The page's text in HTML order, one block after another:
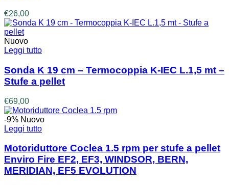
€26,00
Nuovo
Leggi tutto
Sonda K 19 cm – Termocoppia K-IEC L.1,5 mt –
Stufe a pellet
€69,00
-9% Nuovo
Leggi tutto
Motoriduttore Coclea 1.5 rpm per stufe a pellet
Enviro Fire EF2, EF3, WINDSOR, BERN,
MERIDIAN, EF5 EVOLUTION